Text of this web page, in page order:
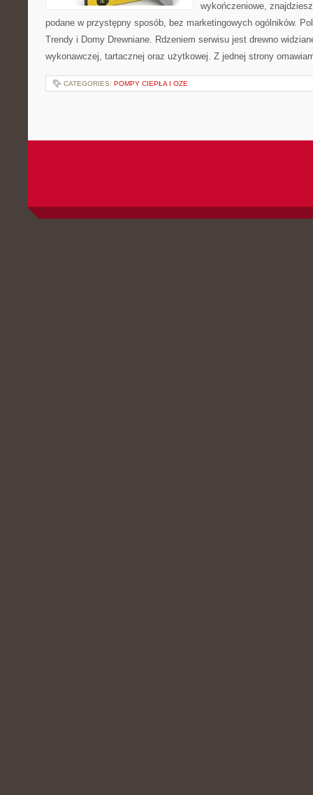
wykończeniowe,
podane w przystępny sposób, bez marketingowych ogólników.
Trendy i Domy Drewniane. Rdzeniem serwisu jest drewno
wykonawczej, tartacznej oraz użytkowej. Z jednej strony
CATEGORIES: POMPY CIEPŁA I OZE